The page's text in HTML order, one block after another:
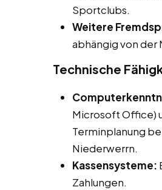
Sportclubs.
Weitere
abhängig von
Technische
Microsoft Office)
Terminplanung
Niederwerrn.
Kassensysteme:
Zahlungen.